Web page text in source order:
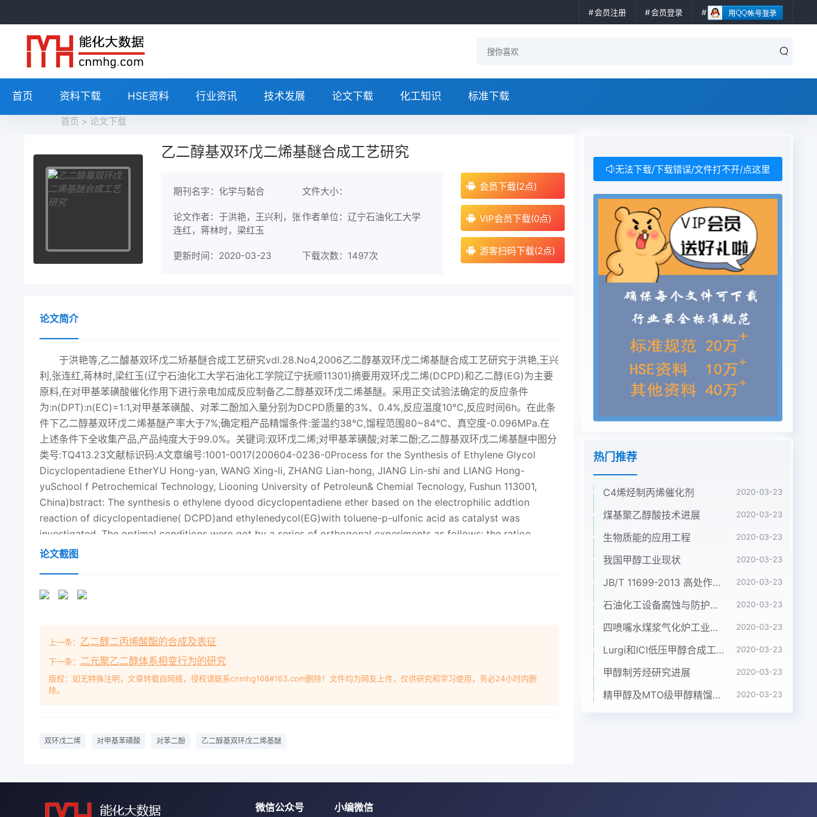
会员注册 会员登录
首页 资料下载 HSE资料 行业资讯 技术发展 论文下载 化工知识 标准下载
首页 > 论文下载
乙二醇基双环戊二烯基醚合成工艺研究
期刊名字：化学与黏合 文件大小：
论文作者：于洪艳，王兴利，张
连红，蒋林时，梁红玉
作者单位：辽宁石油化工大学
更新时间：2020-03-23 下载次数： 1497次
会员下载(2点)
VIP会员下载(0点)
游客扫码下载(2点)
论文简介
于洪艳等,乙二醵基双环戊二矫基醚合成工艺研究vdl.28.No4,2006乙二醇基双环戊二烯基醚合成工艺研究于洪艳,王兴
利,张连红,蒋林时,梁红玉(辽宁石油化工大学石油化工学院辽宁抚顺11301)摘要用双环戊二烯(DCPD)和乙二醇(EG)为主要
原料,在对甲基苯磺酸催化作用下进行亲电加成反应制备乙二醇基双环戊二烯基醚。采用正交试验法确定的反应条件
为:n(DPT):n(EC)=1:1,对甲基苯磺酸、对苯二酚加入量分别为DCPD质量的3%、0.4%,反应温度10℃,反应时间6h。在此条
件下乙二醇基双环戊二烯基醚产率大于7%;确定粗产品精馏条件:釜温约38℃,馏程范围80~84℃、真空度-0.096MPa.在
上述条件下全收集产品,产品纯度大于99.0%。关键词:双环戊二烯;对甲基苯磺酸;对苯二酚;乙二醇基双环戊二烯基醚中图分
类号:TQ413.23文献标识码:A文章编号:1001-0017(200604-0236-0Process for the Synthesis of Ethylene Glycol
Dicyclopentadiene EtherYU Hong-yan, WANG Xing-li, ZHANG Lian-hong, JIANG Lin-shi and LIANG Hong-
yuSchool f Petrochemical Technology, Liooning University of Petroleun& Chemial Tecnology, Fushun 113001,
China)bstract: The synthesis o ethylene dyood dicyclopentadiene ether based on the electrophilic addtion
reaction of dicyclopentadiene( DCPD)and ethylenedycol(EG)with toluene-p-ulfonic acid as catalyst was
investigated. The optimal conditions were got by a series of orthogonal experiments as follows: the ratioo
DCPD to EG was 1, the amounts of toluene-p-slfonic acid and hydroquinone were as 3% and 0.4% as the mass
carried out under the conditions as follows: the kettle temperature was about 138C, the distillation range was
等生产3。本文利用双环戊二烯和乙二醇(EG)合成乙二醇基双环戊二烯基醚。双环戊二烯(DCPD)主要从石油裂解的C馏份
乙二醇基双环戊二烯基醚在常温下为淡黄色黏和煤焦油苯头馏份中分离制得。来源丰富,价廉易性液体能够溶于环己烷、
苯、甲苯、二甲苯、醋酸乙得,是一种用途广泛的化工产品1。该品是环戊二酯、四氯化碳、醇类等多种有机溶剂。具有强
烈的花烯(CPD)的二聚体,将CPD置于室温下很容易二聚香气味,可作为香料成分,也可作为高沸点溶剂使合成双环戊二烯
fom)两种异构体。在室温下二聚作用生热性、耐光性和良好电绝缘性。用此产品制备环氧成桥环式,而加热到150℃左右的
双物,可用于乙丙橡胶、不饱和聚酯、合成石油树脂、黏环戊二烯碳化剧烈副产物多,产品分离困难。因而结剂树脂、医药
论文截图
上一条： 乙二醇二丙烯酸酯的合成及表征
下一条： 二元聚乙二醇体系相变行为的研究
版权：如无特殊注明，文章转载自网络，侵权请联系cnmhg168#163.com删除！文件均为网友上传，仅供研究和学习使用，务必24小时内删
除。
双环戊二烯 对甲基苯磺酸 对苯二酚 乙二醇基双环戊二烯基醚
无法下载/下载错误/文件打不开/点这里
热门推荐
C4烯烃制丙烯催化剂 2020-03-23
煤基聚乙醇酸技术进展 2020-03-23
生物质能的应用工程 2020-03-23
我国甲醇工业现状 2020-03-23
JB/T 11699-2013 高处作业吊篮安装、拆卸、使用技术规程 2020-03-23
石油化工设备腐蚀与防护参考书十本免费下载，绝版珍藏 2020-03-23
四喷嘴水煤浆气化炉工业应用情况简介 2020-03-23
Lurgi和ICI低压甲醇合成工艺比较 2020-03-23
甲醇制芳烃研究进展 2020-03-23
精甲醇及MTO级甲醇精馏工艺技术进展 2020-03-23
微信公众号 小编微信